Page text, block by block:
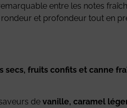
entre les notes
et profondeur tout en
secs, fruits confits et canne
de vanille, caramel